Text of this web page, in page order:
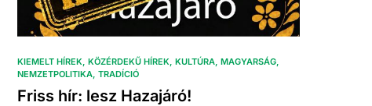
KIEMELT HÍREK KÖZÉRDEKŰ HÍREK KULTÚRA MAGYARSÁG
NEMZETPOLITIKA TRADÍCIÓ
Friss hír: lesz Hazajáró!